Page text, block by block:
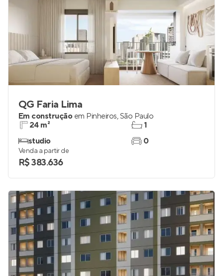
QG Faria Lima
Em construção em Pinheiros,São Paulo
24 m²
studio
1
0
Venda a partir de
R$ 383.636